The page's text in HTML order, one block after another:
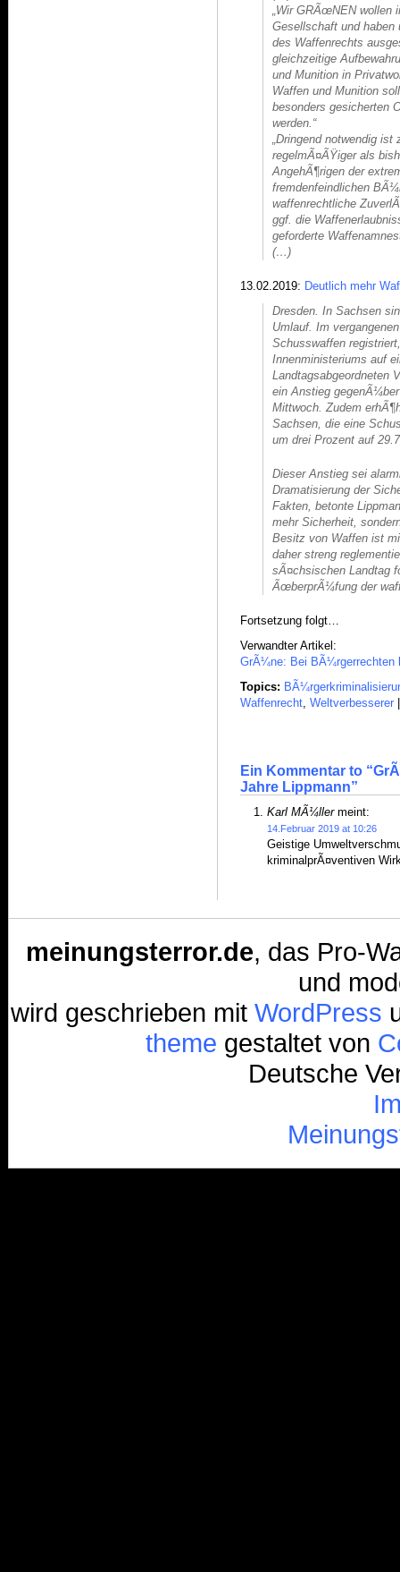
„Wir GRÃœNEN wollen
Gesellschaft und
des Waffenrechts
gleichzeitige
und Munition in
Waffen und Munition
besonders gesicherten
werden.“
„Dringend notwendig
regelmÃ¤ÃŸiger als
AngehÃ¶rigen der
fremdenfeindlichen
waffenrechtliche
ggf. die
geforderte
(…)
13.02.2019: Deutlich mehr
Dresden. In Sachsen
Umlauf. Im
Schusswaffen
Innenministeriums auf
Landtagsabgeordneten
ein Anstieg
Mittwoch. Zudem
Sachsen, die eine
um drei Prozent auf
Dieser Anstieg sei
Dramatisierung der
Fakten, betonte
mehr Sicherheit,
Besitz von Waffen ist
daher streng
sÃ¤chsischen Landtag
ÃœberprÃ¼fung der
Fortsetzung folgt…
Verwandter Artikel:
GrÃ¼ne: Bei BÃ¼rgerrechten
Topics:
Waffenrecht, Weltverbesserer
Ein Kommentar to
Jahre Lippmann”
Karl MÃ¼llermeint:
14.Februar 2019 at 10:26
Geistige
kriminalprÃ¤ventiven
meinungsterror.de, das Pro-
und
wird geschrieben mit WordPress
theme gestaltet von
Deutsche